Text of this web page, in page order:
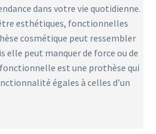
dans votre vie quotidienne.
esthétiques, fonctionnelles
cosmétique peut ressembler
elle peut manquer de force ou de
est une prothèse qui
égales à celles d’un